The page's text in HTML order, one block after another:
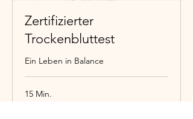
Zertifizierter
Trockenbluttest
Ein Leben in Balance
15 Min.